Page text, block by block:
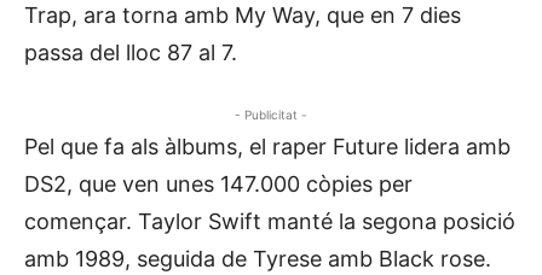
Trap, ara torna amb My Way, que en 7 dies
passa del lloc 87 al 7.
- Publicitat -
Pel que fa als àlbums, el raper Future lidera amb
DS2, que ven unes 147.000 còpies per
començar. Taylor Swift manté la segona posició
amb 1989, seguida de Tyrese amb Black rose.